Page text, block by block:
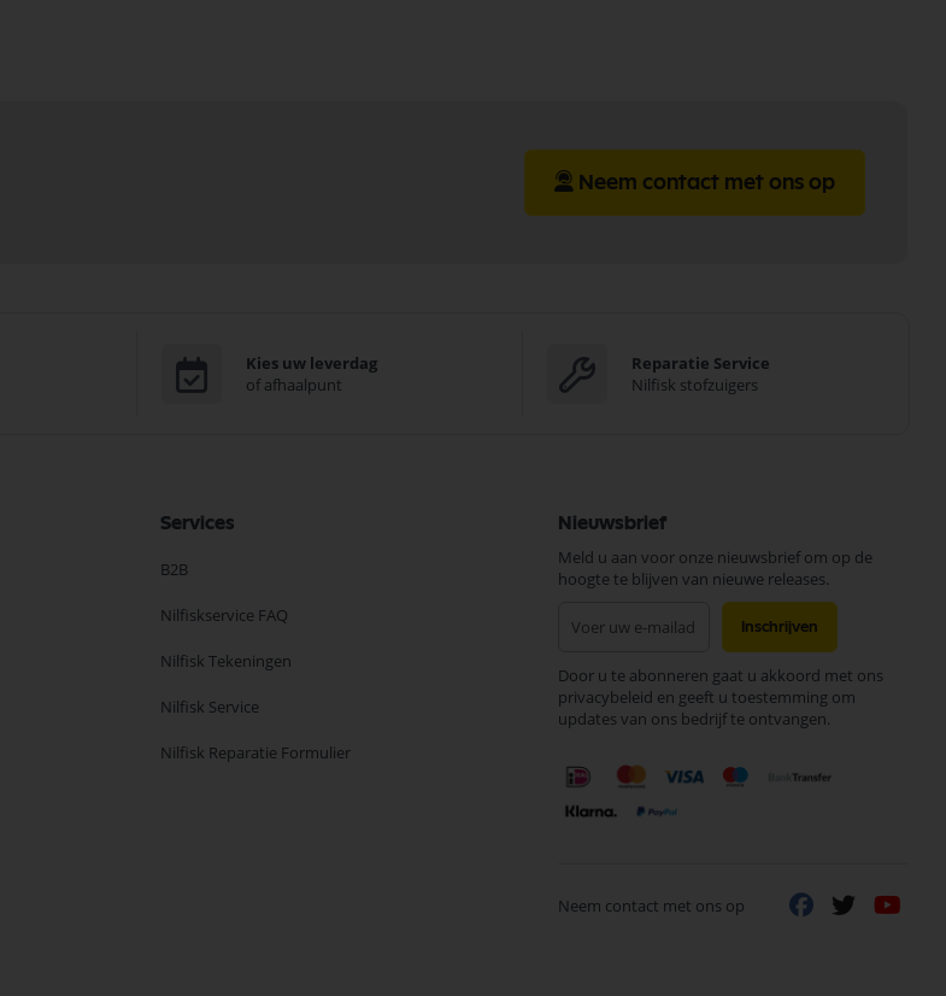
Neem contact met ons op
Kies uw leverdag
of afhaalpunt
Reparatie Service
Nilfisk stofzuigers
Services
B2B
Nilfiskservice FAQ
Nilfisk Tekeningen
Nilfisk Service
Nilfisk Reparatie Formulier
Nieuwsbrief
Meld u aan voor onze nieuwsbrief om op de
hoogte te blijven van nieuwe releases.
onze
nieuwsbrief
Inschrijven
Door u te abonneren gaat u akkoord met ons
privacybeleid en geeft u toestemming om
updates van ons bedrijf te ontvangen.
Neem contact met ons op